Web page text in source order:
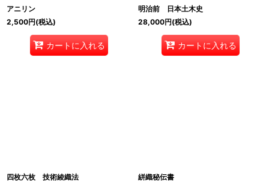
アニリン
2,500円(税込)
カートに入れる
明治前 日本土木史
28,000円(税込)
カートに入れる
四枚六枚 技術綾織法
絣織秘伝書